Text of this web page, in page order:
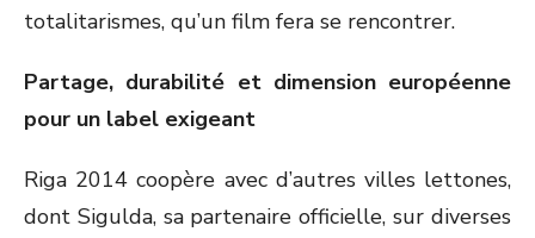
totalitarismes, qu’un film fera se rencontrer.
Partage, durabilité et dimension européenne
pour un label exigeant
Riga 2014 coopère avec d’autres villes lettones,
dont Sigulda, sa partenaire officielle, sur diverses